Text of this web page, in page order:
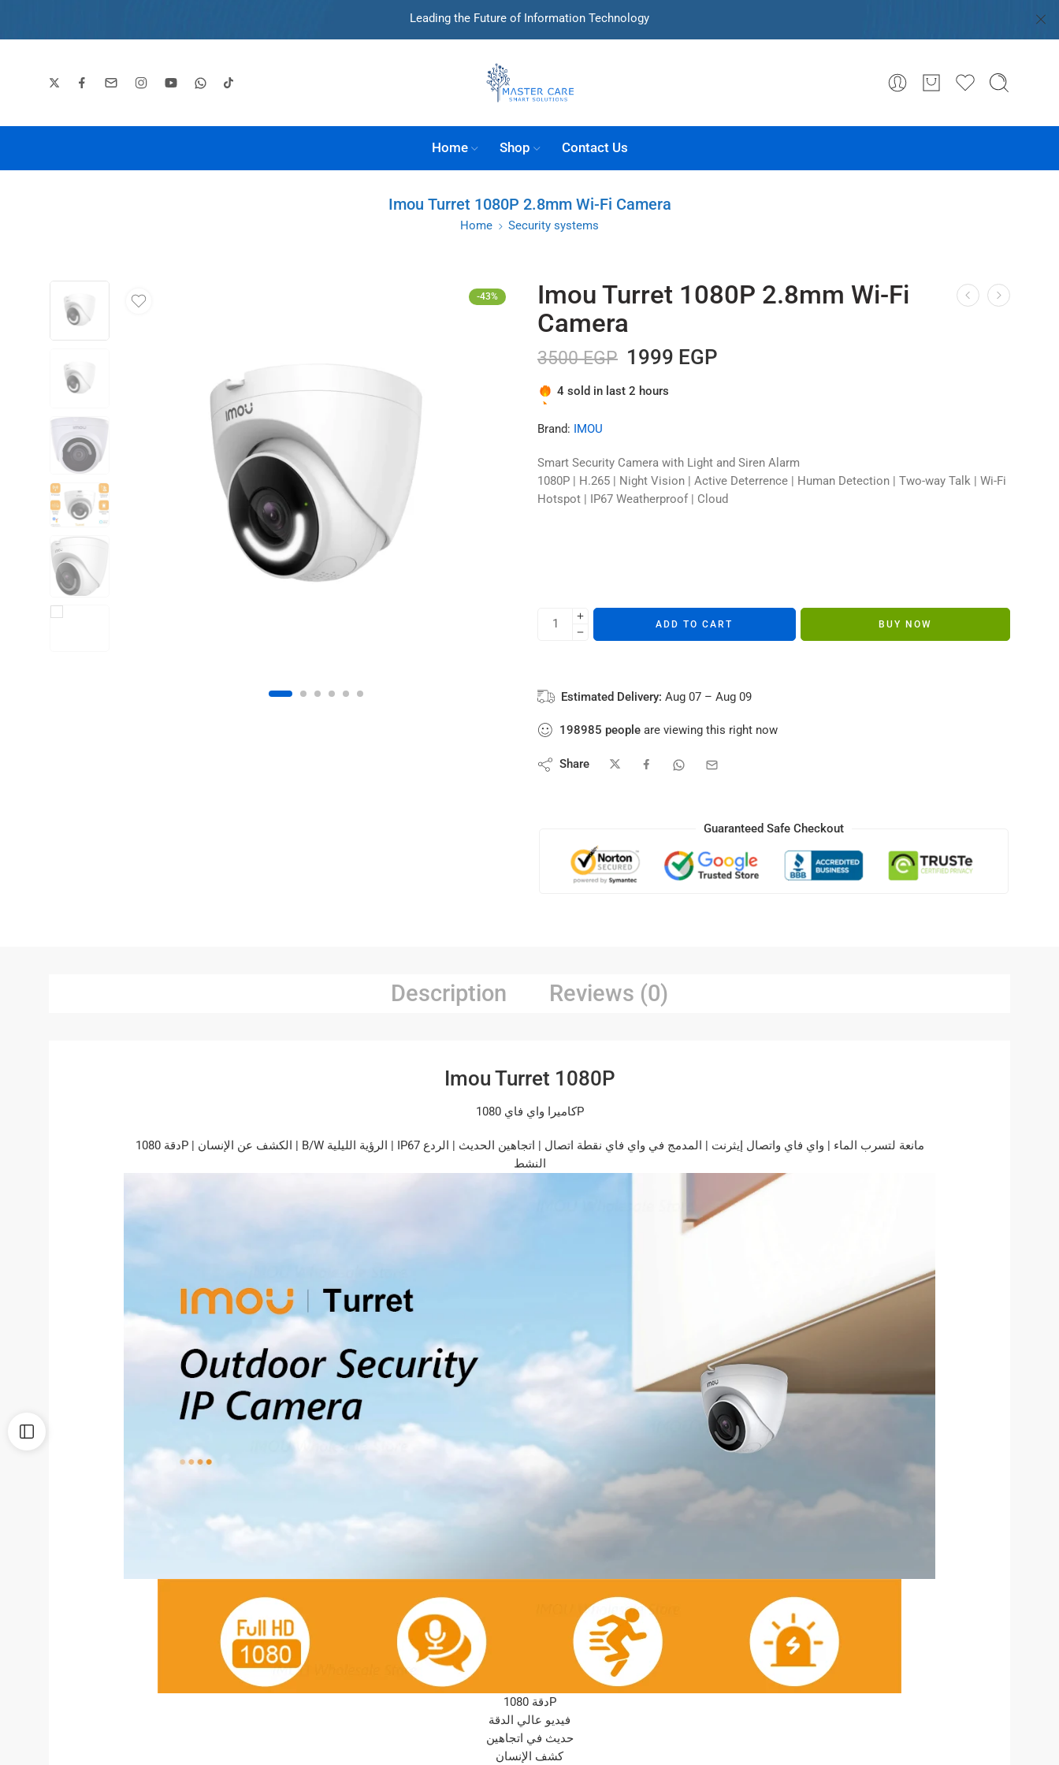
Leading the Future of Information Technology
Home Shop Contact Us
Imou Turret 1080P 2.8mm Wi-Fi Camera
Home Security systems
-43%
Imou Turret 1080P 2.8mm Wi-Fi
Camera
3500EGP 1999 EGP
Hurry! Over 5 people have this in their carts
Brand: IMOU
Smart Security Camera with Light and Siren Alarm
1080P | H.265 | Night Vision | Active Deterrence | Human Detection | Two-way Talk | Wi-Fi
Hotspot | IP67 Weatherproof | Cloud
ADD TO CART BUY NOW
Estimated Delivery: Aug 07 – Aug 09
198985 people are viewing this right now
Share
Guaranteed Safe Checkout
Description Reviews (0)
Imou Turret 1080P
كاميرا واي فاي 1080P
دقة 1080P | الكشف عن الإنسان | B/W الرؤية الليلية | IP67 مانعة لتسرب الماء | واي فاي واتصال إيثرنت | المدمج في واي فاي نقطة اتصال | اتجاهين الحديث | الردع
النشط
دقة 1080P
فيديو عالي الدقة
حديث في اتجاهين
كشف الإنسان